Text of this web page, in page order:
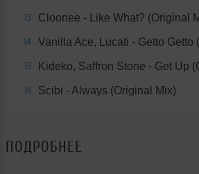
13 Cloonee - Like What? (Original
14 Vanilla Ace, Lucati - Getto Getto
15 Kideko, Saffron Stone - Get Up
16 Scibi - Always (Original Mix)
ПОДРОБНЕЕ